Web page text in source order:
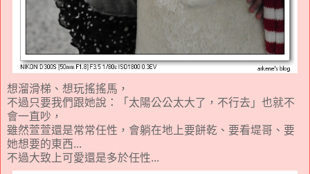
想溜滑梯、想玩搖搖馬，
不過只要我們跟她說：「太陽公公太大了，不行去」也就不
會一直吵，
雖然萱萱還是常常任性，會躺在地上要餅乾、要看堤哥、要
她想要的東西...
不過大致上可愛還是多於任性...